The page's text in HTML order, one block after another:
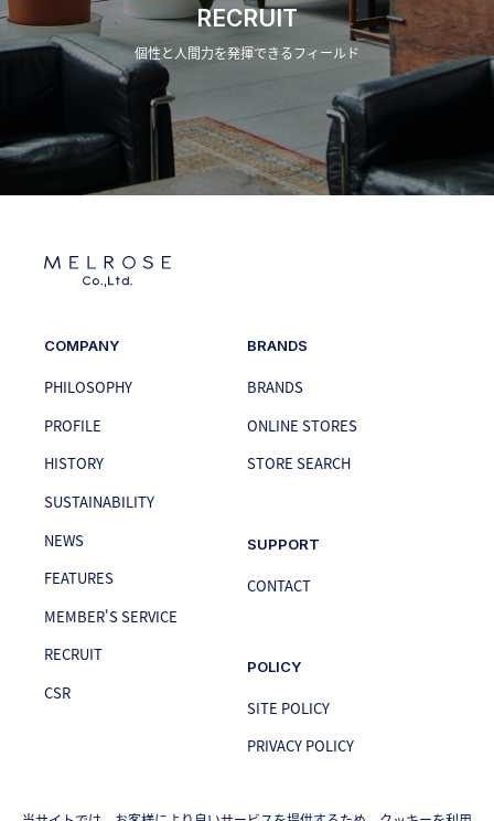
RECRUIT
個性と人間力を発揮できるフィールド
COMPANY
PHILOSOPHY
PROFILE
HISTORY
SUSTAINABILITY
NEWS
FEATURES
MEMBER'S SERVICE
RECRUIT
CSR
BRANDS
BRANDS
ONLINE STORES
STORE SEARCH
SUPPORT
CONTACT
POLICY
SITE POLICY
PRIVACY POLICY